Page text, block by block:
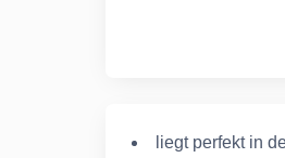
liegt perfekt in